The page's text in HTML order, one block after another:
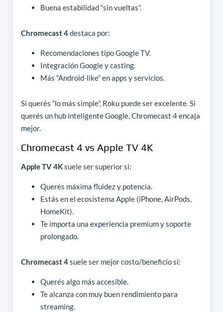
Buena estabilidad “sin vueltas”.
Chromecast 4destaca por:
Recomendaciones tipo Google TV.
Integración Google y casting.
Más “Android-like” en apps y servicios.
Si querés “lo más simple”, Roku puede ser excelente. Si
querés un hub inteligente Google, Chromecast 4 encaja
mejor.
Chromecast 4 vs Apple TV 4K
Apple TV 4Ksuele ser superior si:
Querés máxima fluidez y potencia.
Estás en el ecosistema Apple (iPhone, AirPods,
HomeKit).
Te importa una experiencia premium y soporte
prolongado.
Chromecast 4suele ser mejor costo/beneficio si:
Querés algo más accesible.
Te alcanza con muy buen rendimiento para
streaming.